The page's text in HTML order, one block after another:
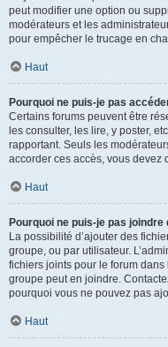
peut modifier une option ou
modérateurs et les
pour empêcher le trucage en
Haut
Pourquoi ne puis-je pas
Certains forums peuvent être
les consulter, les lire, y poster,
rapportant. Seuls les
accorder ces accès, vous devez
Haut
Pourquoi ne puis-je pas
La possibilité d’ajouter des
groupe, ou par utilisateur.
fichiers joints pour le forum
groupe peut en joindre.
pourquoi vous ne pouvez pas
Haut